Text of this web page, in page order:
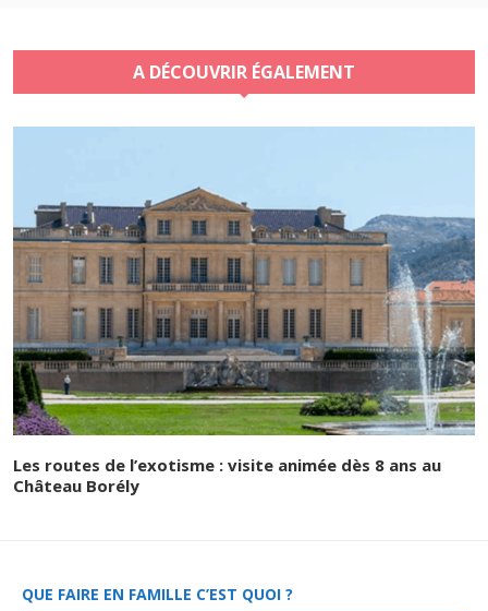
A DÉCOUVRIR ÉGALEMENT
Les routes de l’exotisme : visite animée dès 8 ans au
Château Borély
QUE FAIRE EN FAMILLE C’EST QUOI ?